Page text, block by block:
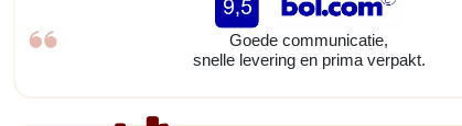
Goede communicatie,
snelle levering en prima verpakt.